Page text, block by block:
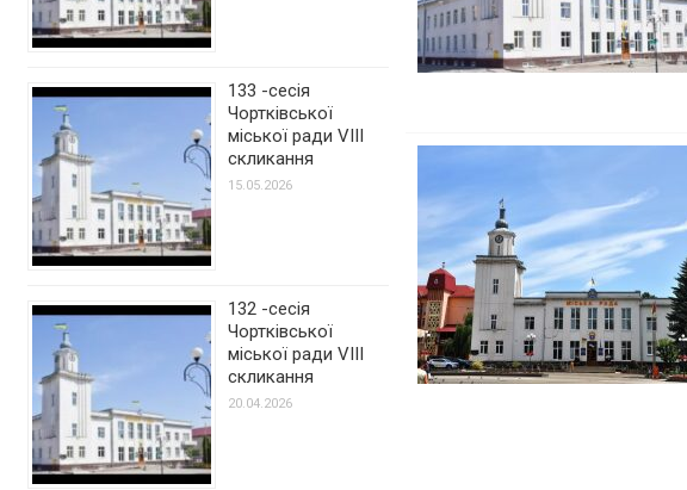
133 -сесія
Чортківської
міської ради VIII
скликання
15.05.2026
132 -сесія
Чортківської
міської ради VIII
скликання
20.04.2026